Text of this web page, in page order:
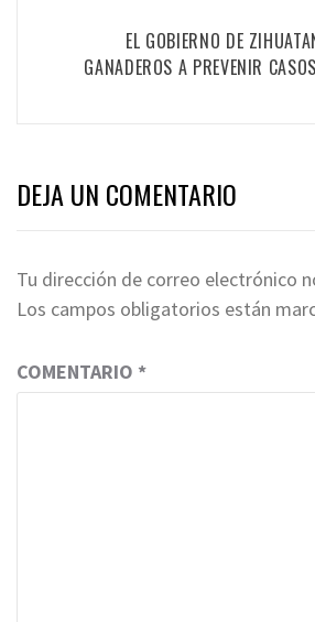
EL GOBIERNO DE
GANADEROS A PREVENIR
DEJA UN COMENTARIO
Tu dirección de correo electrónico
Los campos obligatorios están
COMENTARIO *